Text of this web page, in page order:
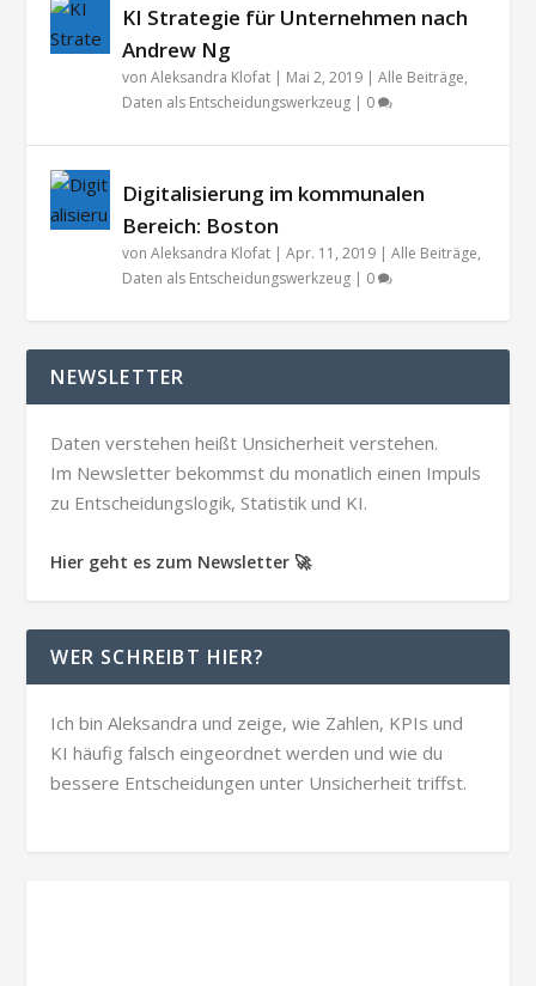
KI Strategie für Unternehmen nach
Andrew Ng
vonAleksandra Klofat | Mai 2, 2019 |Alle Beiträge,
Daten als Entscheidungswerkzeug | 0
Digitalisierung im kommunalen
Bereich: Boston
vonAleksandra Klofat |Apr. 11, 2019 |Alle Beiträge,
Daten als Entscheidungswerkzeug | 0
NEWSLETTER
Daten verstehen heißt Unsicherheit verstehen.
Im Newsletter bekommst du monatlich einen Impuls
zu Entscheidungslogik, Statistik und KI.
Hier geht es zum Newsletter 🚀
WER SCHREIBT HIER?
Ich bin Aleksandra und zeige, wie Zahlen, KPIs und
KI häufig falsch eingeordnet werden und wie du
bessere Entscheidungen unter Unsicherheit triffst.